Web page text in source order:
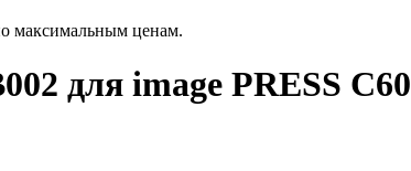
максимальным ценам.
для image PRESS